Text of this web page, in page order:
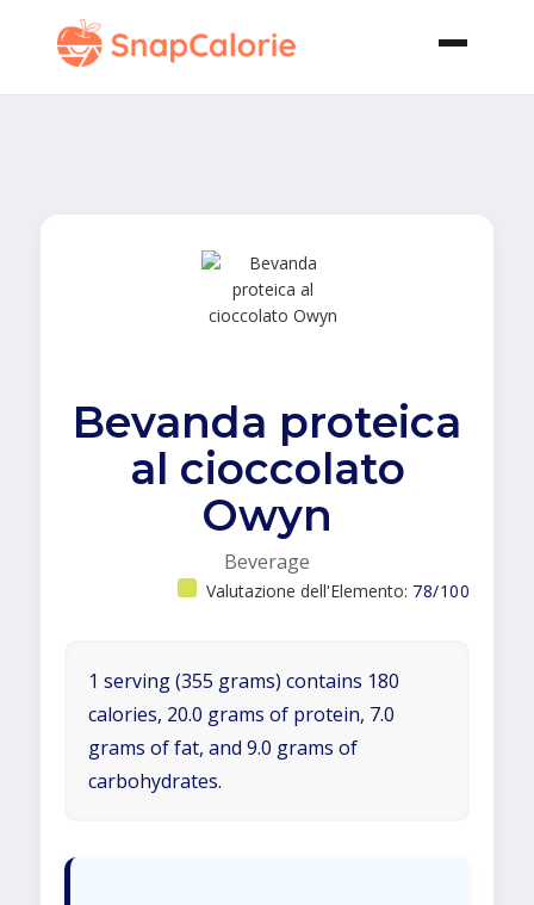
Bevanda proteica
al cioccolato
Owyn
Beverage
Valutazione dell'Elemento: 78/100
1 serving (355 grams) contains 180
calories, 20.0 grams of protein, 7.0
grams of fat, and 9.0 grams of
carbohydrates.